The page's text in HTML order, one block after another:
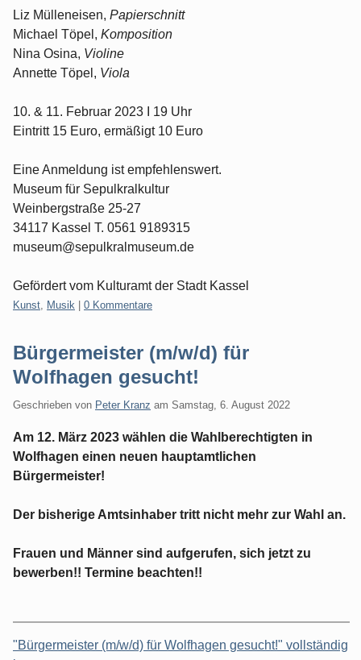
Liz Mülleneisen, Papierschnitt
Michael Töpel, Komposition
Nina Osina, Violine
Annette Töpel, Viola
10. & 11. Februar 2023 I 19 Uhr
Eintritt 15 Euro, ermäßigt 10 Euro
Eine Anmeldung ist empfehlenswert.
Museum für Sepulkralkultur
Weinbergstraße 25-27
34117 Kassel T. 0561 9189315
museum@sepulkralmuseum.de
Gefördert vom Kulturamt der Stadt Kassel
Kategorien:
Kunst Musik 0 Kommentare
Bürgermeister (m/w/d) für
Wolfhagen gesucht!
Geschrieben von Peter Kranz am Samstag, 6. August 2022
Am 12. März 2023 wählen die Wahlberechtigten in
Wolfhagen einen neuen hauptamtlichen
Bürgermeister!
Der bisherige Amtsinhaber tritt nicht mehr zur Wahl an.
Frauen und Männer sind aufgerufen, sich jetzt zu
bewerben!! Termine beachten!!
"Bürgermeister (m/w/d) für Wolfhagen gesucht!" vollständig